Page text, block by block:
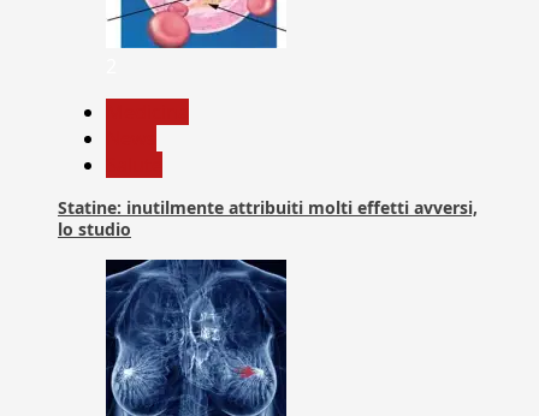
Statine: inutilmente attribuiti molti effetti avversi,
lo studio